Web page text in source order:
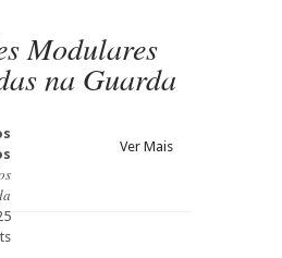
Modulares
na Guarda
Ver Mais